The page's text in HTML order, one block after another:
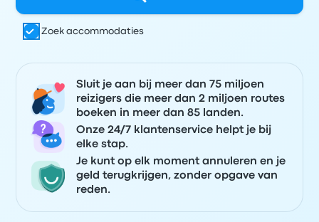
Zoek accommodaties
Sluit je aan bij meer dan 75 miljoen
reizigers die meer dan 2 miljoen routes
boeken in meer dan 85 landen.
Onze 24/7 klantenservice helpt je bij
elke stap.
Je kunt op elk moment annuleren en je
geld terugkrijgen, zonder opgave van
reden.